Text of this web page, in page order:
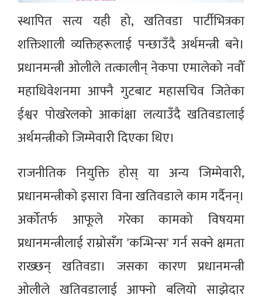
स्थापित सत्य यही हो, खतिवडा पार्टीभित्रका
शक्तिशाली व्यक्तिहरूलाई पन्छाउँदै अर्थमन्त्री बने।
प्रधानमन्त्री ओलीले तत्कालीन् नेकपा एमालेको नवौँ
महाधिवेशनमा आफ्नै गुटबाट महासचिव जितेका
ईश्वर पोखरेलको आकांक्षा लत्याउँदै खतिवडालाई
अर्थमन्त्रीको जिम्मेवारी दिएका थिए।
राजनीतिक नियुक्ति होस् या अन्य जिम्मेवारी,
प्रधानमन्त्रीको इसारा विना खतिवडाले काम गर्दैनन्।
अर्कोतर्फ आफूले गरेका कामको विषयमा
प्रधानमन्त्रीलाई राम्रोसँग 'कन्भिन्स' गर्न सक्ने क्षमता
राख्छन् खतिवडा। जसका कारण प्रधानमन्त्री
ओलीले खतिवडालाई आफ्नो बलियो साझेदार